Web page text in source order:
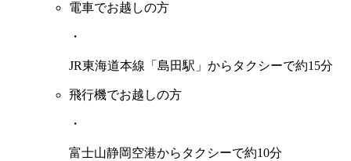
電車でお越しの方
・
JR東海道本線「島田駅」からタクシーで約15分
飛行機でお越しの方
・
富士山静岡空港からタクシーで約10分